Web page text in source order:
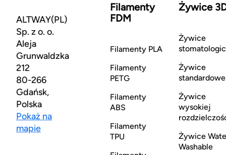
ALTWAY(PL)
Sp. z o. o.
Aleja
Grunwaldzka
212
80-266
Gdańsk,
Polska
Pokaż na
mapie
Filamenty
FDM
Filamenty PLA
Filamenty
PETG
Filamenty
ABS
Filamenty
TPU
Żywice
Żywice
Żywice
standardowe
Żywice
wysokiej
Żywice
Washable